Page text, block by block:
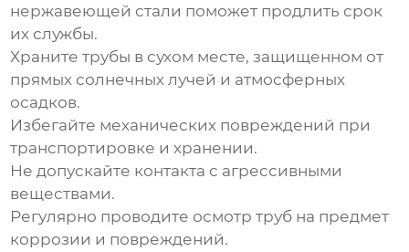
нержавеющей стали поможет продлить срок
их службы.
Храните трубы в сухом месте, защищенном от
прямых солнечных лучей и атмосферных
осадков.
Избегайте механических повреждений при
транспортировке и хранении.
Не допускайте контакта с агрессивными
веществами.
Регулярно проводите осмотр труб на предмет
коррозии и повреждений.